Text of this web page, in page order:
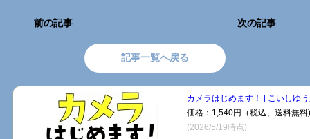
前の記事
記事一覧へ戻る
次の記事
カメラはじめます！ [ こいしゆ
価格：1,540円（税込、送料無料)
(2026/5/19時点)